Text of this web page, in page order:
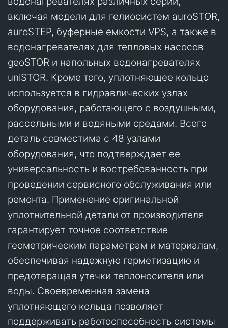
включая модели для гелиосистем auroSTOR,
auroSTEP, буферные емкости VPS, а также в
водонагревателях для тепловых насосов
geoSTOR и напольных водонагревателях
uniSTOR. Кроме того, уплотняющее кольцо
используется в гидравлических узлах
оборудования, работающего с воздушными,
рассольными и водяными средами. Всего
деталь совместима с 48 узлами
оборудования, что подтверждает ее
универсальность и востребованность при
проведении сервисного обслуживания или
ремонта. Применение оригинальной
уплотнительной детали от производителя
гарантирует точное соответствие
геометрическим параметрам и материалам,
обеспечивая надежную герметизацию и
предотвращая утечки теплоносителя или
воды. Своевременная замена
уплотняющего кольца позволяет
поддерживать работоспособность системы